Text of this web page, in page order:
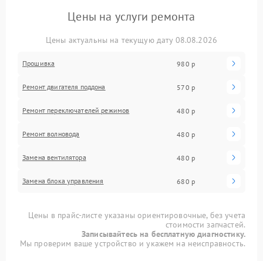
Цены на услуги ремонта
Цены актуальны на текущую дату 08.08.2026
Прошивка 980 р
Ремонт двигателя поддона 570 р
Ремонт переключателей режимов 480 р
Ремонт волновода 480 р
Замена вентилятора 480 р
Замена блока управления 680 р
Цены в прайс-листе указаны ориентировочные, без учета
стоимости запчастей.
Записывайтесь на бесплатную диагностику.
Мы проверим ваше устройство и укажем на неисправность.